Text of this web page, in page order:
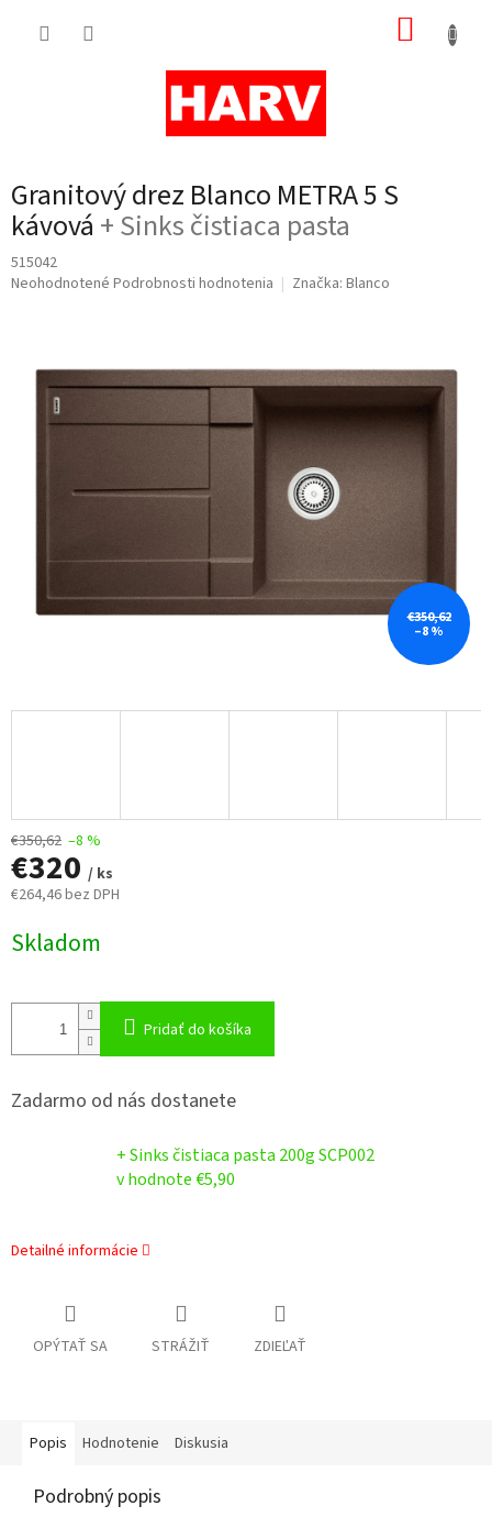
Granitový drez Blanco METRA 5 S
kávová + Sinks čistiaca pasta
515042
Priemerné
hviezdičiek.
Neohodnotené Podrobnosti hodnotenia Značka: Blanco
€350,62
–8 %
€350,62 –8 %
€320 / ks
€264,46 bez DPH
cena:
Skladom
Pridať do košíka
Zadarmo od nás dostanete
+ Sinks čistiaca pasta 200g SCP002
v hodnote €5,90
Detailné informácie
OPÝTAŤ SA STRÁŽIŤ ZDIEĽAŤ
Popis Hodnotenie Diskusia
Podrobný popis